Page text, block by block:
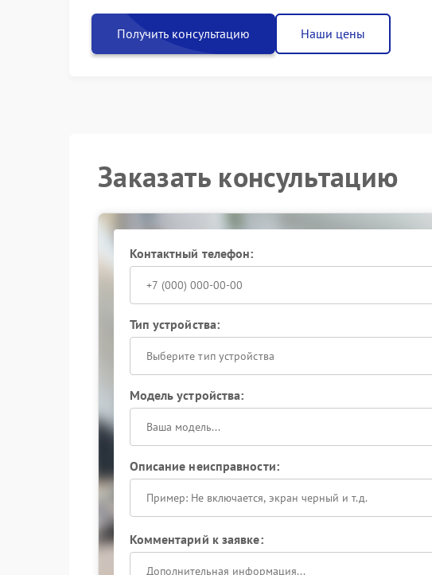
Получить консультацию Наши цены
Заказать консультацию
Контактный телефон:
Тип устройства:
Выберите тип устройства
Модель устройства:
Описание неисправности:
Комментарий к заявке: